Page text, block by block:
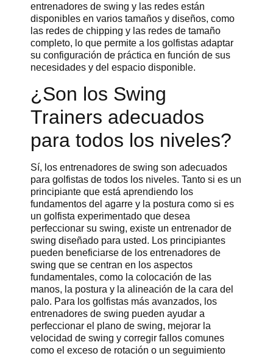
entrenadores de swing y las redes están
disponibles en varios tamaños y diseños, como
las redes de chipping y las redes de tamaño
completo, lo que permite a los golfistas adaptar
su configuración de práctica en función de sus
necesidades y del espacio disponible.
¿Son los Swing
Trainers adecuados
para todos los niveles?
Sí, los entrenadores de swing son adecuados
para golfistas de todos los niveles. Tanto si es un
principiante que está aprendiendo los
fundamentos del agarre y la postura como si es
un golfista experimentado que desea
perfeccionar su swing, existe un entrenador de
swing diseñado para usted. Los principiantes
pueden beneficiarse de los entrenadores de
swing que se centran en los aspectos
fundamentales, como la colocación de las
manos, la postura y la alineación de la cara del
palo. Para los golfistas más avanzados, los
entrenadores de swing pueden ayudar a
perfeccionar el plano de swing, mejorar la
velocidad de swing y corregir fallos comunes
como el exceso de rotación o un seguimiento